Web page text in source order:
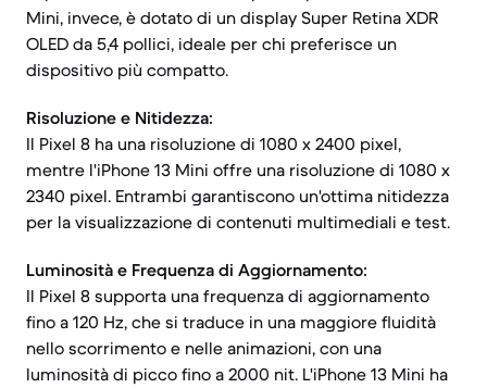
Mini, invece, è dotato di un display Super Retina XDR
OLED da 5,4 pollici, ideale per chi preferisce un
dispositivo più compatto.
Risoluzione e Nitidezza:
Il Pixel 8 ha una risoluzione di 1080 x 2400 pixel,
mentre l'iPhone 13 Mini offre una risoluzione di 1080 x
2340 pixel. Entrambi garantiscono un'ottima nitidezza
per la visualizzazione di contenuti multimediali e test.
Luminosità e Frequenza di Aggiornamento:
Il Pixel 8 supporta una frequenza di aggiornamento
fino a 120 Hz, che si traduce in una maggiore fluidità
nello scorrimento e nelle animazioni, con una
luminosità di picco fino a 2000 nit. L'iPhone 13 Mini ha